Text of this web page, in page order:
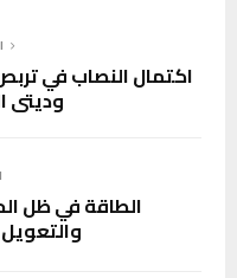
اكتمال النصاب في
وديتي
الطاقة في ظل